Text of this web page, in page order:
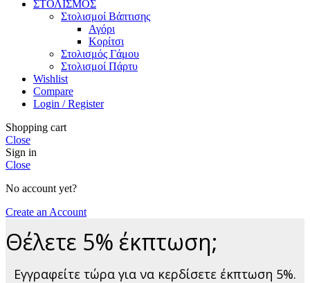
ΣΤΟΛΙΣΜΟΣ
Στολισμοί Βάπτισης
Αγόρι
Κορίτσι
Στολισμός Γάμου
Στολισμοί Πάρτυ
Wishlist
Compare
Login / Register
Shopping cart
Close
Sign in
Close
No account yet?
Create an Account
Θέλετε 5% έκπτωση;
Εγγραφείτε τώρα για να κερδίσετε έκπτωση 5%.